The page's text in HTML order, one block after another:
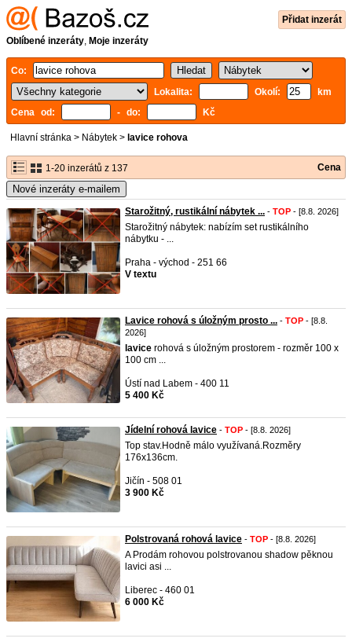
Přidat inzerát
Oblíbené inzeráty, Moje inzeráty
Co:
Lokalita:
Okolí:
km
Cena od:
- do: Kč
Hlavní stránka > Nábytek > lavice rohova
1-20 inzerátů z 137 Cena
Nové inzeráty e-mailem
Starožitný, rustikální nábytek ... - TOP - [8.8. 2026]
Starožitný nábytek: nabízím set rustikálního
nábytku - ...
Praha - východ - 251 66
V textu
Lavice rohová s úložným prosto ... - TOP - [8.8.
2026]
lavice rohová s úložným prostorem - rozměr 100 x
100 cm ...
Ústí nad Labem - 400 11
5 400 Kč
Jídelní rohová lavice - TOP - [8.8. 2026]
Top stav.Hodně málo využívaná.Rozměry
176x136cm.
Jičín - 508 01
3 900 Kč
Polstrovaná rohová lavice - TOP - [8.8. 2026]
A Prodám rohovou polstrovanou shadow pěknou
lavici asi ...
Liberec - 460 01
6 000 Kč